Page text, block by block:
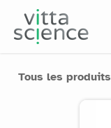
Tous les produits